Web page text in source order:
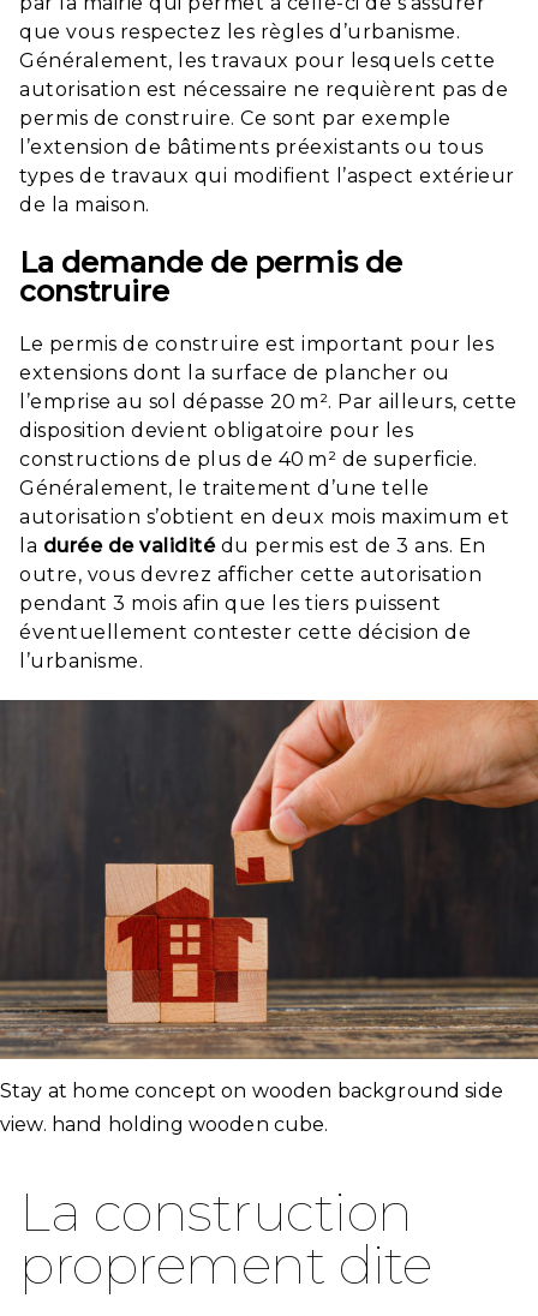
que vous respectez les règles d’urbanisme.
Généralement, les travaux pour lesquels cette
autorisation est nécessaire ne requièrent pas de
permis de construire. Ce sont par exemple
l’extension de bâtiments préexistants ou tous
types de travaux qui modifient l’aspect extérieur
de la maison.
La demande de permis de
construire
Le permis de construire est important pour les
extensions dont la surface de plancher ou
l’emprise au sol dépasse 20 m². Par ailleurs, cette
disposition devient obligatoire pour les
constructions de plus de 40 m² de superficie.
Généralement, le traitement d’une telle
autorisation s’obtient en deux mois maximum et
la durée de validitédu permis est de 3 ans. En
outre, vous devrez afficher cette autorisation
pendant 3 mois afin que les tiers puissent
éventuellement contester cette décision de
l’urbanisme.
Stay at home concept on wooden background side
view. hand holding wooden cube.
La construction
proprement dite